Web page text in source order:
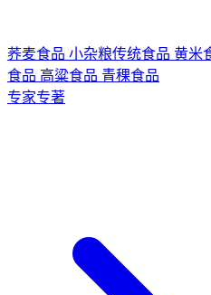
荞麦食品 小杂粮传统食品 黄米
食品 高粱食品 青稞食品
专家专著